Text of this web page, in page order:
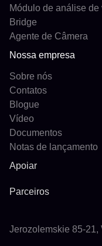
Módulo de análise de
Bridge
Agente de Câmera
Nossa empresa
Sobre nós
Contatos
Blogue
Vídeo
Documentos
Notas de lançamento
Apoiar
Parceiros
Jerozolemskie 85-21,